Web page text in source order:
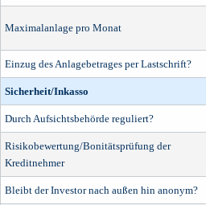
Maximalanlage pro Monat
Einzug des Anlagebetrages per Lastschrift?
Sicherheit/Inkasso
Durch Aufsichtsbehörde reguliert?
Risikobewertung/Bonitätsprüfung der
Kreditnehmer
Bleibt der Investor nach außen hin anonym?